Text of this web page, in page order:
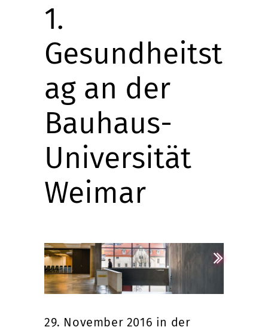
1.
Gesundheitst
ag an der
Bauhaus-
Universität
Weimar
29. November 2016 in der